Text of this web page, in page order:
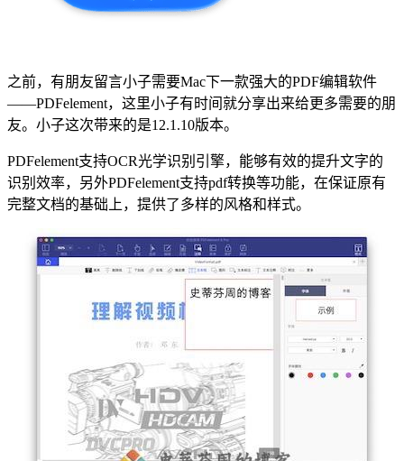
之前，有朋友留言小子需要Mac下一款强大的PDF编辑软件
——PDFelement，这里小子有时间就分享出来给更多需要的朋
友。小子这次带来的是12.1.10版本。
PDFelement支持OCR光学识别引擎，能够有效的提升文字的
识别效率，另外PDFelement支持pdf转换等功能，在保证原有
完整文档的基础上，提供了多样的风格和样式。